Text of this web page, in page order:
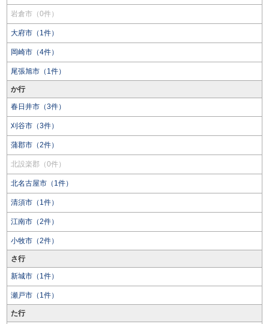
岩倉市（0件）
大府市（1件）
岡崎市（4件）
尾張旭市（1件）
か行
春日井市（3件）
刈谷市（3件）
蒲郡市（2件）
北設楽郡（0件）
北名古屋市（1件）
清須市（1件）
江南市（2件）
小牧市（2件）
さ行
新城市（1件）
瀬戸市（1件）
た行